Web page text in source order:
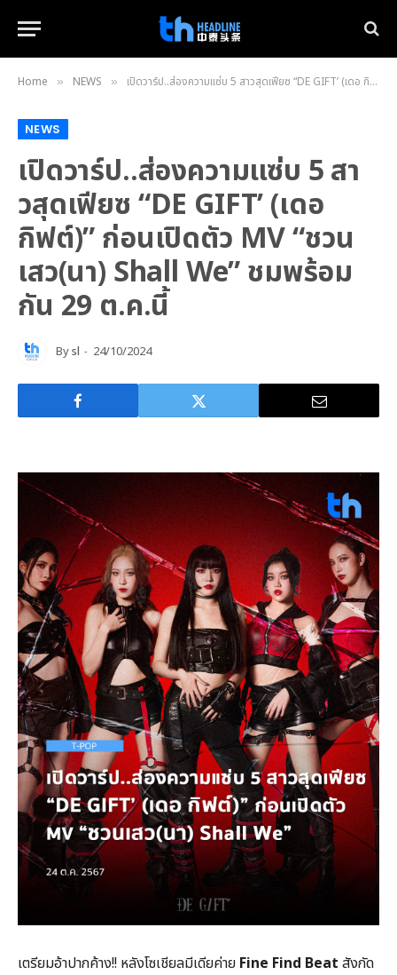
Home » NEWS » เปิดวาร์ป..ส่องความแซ่บ 5 สาวสุดเฟียซ “DE GIFT’ (เดอ กิฟต์)” ก่อนเปิดตัว MV “ชวนเสว(นา) Shall We” ชมพร้อมกัน 29 ต.ค.นี้
NEWS
เปิดวาร์ป..ส่องความแซ่บ 5 สา
วสุดเฟียซ “DE GIFT’ (เดอ
กิฟต์)” ก่อนเปิดตัว MV “ชวน
เสว(นา) Shall We” ชมพร้อม
กัน 29 ต.ค.นี้
Bysl 24/10/2024
เตรียมอ้าปากค้าง!! หลังโซเชียลมีเดียค่าย Fine Find Beat สังกัด